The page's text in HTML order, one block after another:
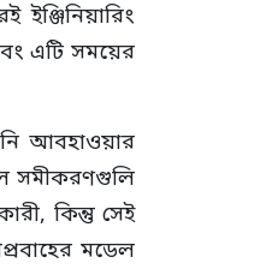
এটি সময়ের
আবহাওয়ার
সমীকরণগুলি
কিন্তু সেই
মডেল